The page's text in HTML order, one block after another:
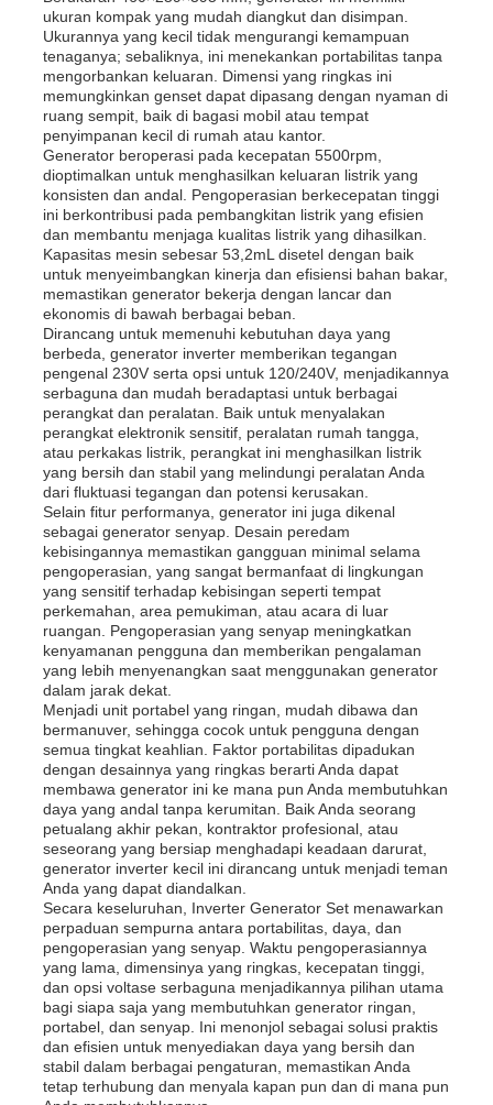
Tentang kita
Wisata pabrik
Kontrol kualitas
Hubungi kami
Berita
Semua Kasus
Quote request suatu
genset diesel
set generator bensin
Genset Inverter
Set Generator Portable
set generator industri
Genset Digital
Open Frame Generator
genset kedap suara
ukuran kompak yang mudah diangkut dan disimpan.
Ukurannya yang kecil tidak mengurangi kemampuan
tenaganya; sebaliknya, ini menekankan portabilitas tanpa
mengorbankan keluaran. Dimensi yang ringkas ini
memungkinkan genset dapat dipasang dengan nyaman di
ruang sempit, baik di bagasi mobil atau tempat
penyimpanan kecil di rumah atau kantor.
Generator beroperasi pada kecepatan 5500rpm,
dioptimalkan untuk menghasilkan keluaran listrik yang
konsisten dan andal. Pengoperasian berkecepatan tinggi
ini berkontribusi pada pembangkitan listrik yang efisien
dan membantu menjaga kualitas listrik yang dihasilkan.
Kapasitas mesin sebesar 53,2mL disetel dengan baik
untuk menyeimbangkan kinerja dan efisiensi bahan bakar,
memastikan generator bekerja dengan lancar dan
ekonomis di bawah berbagai beban.
Dirancang untuk memenuhi kebutuhan daya yang
berbeda, generator inverter memberikan tegangan
pengenal 230V serta opsi untuk 120/240V, menjadikannya
serbaguna dan mudah beradaptasi untuk berbagai
perangkat dan peralatan. Baik untuk menyalakan
perangkat elektronik sensitif, peralatan rumah tangga,
atau perkakas listrik, perangkat ini menghasilkan listrik
yang bersih dan stabil yang melindungi peralatan Anda
dari fluktuasi tegangan dan potensi kerusakan.
Selain fitur performanya, generator ini juga dikenal
sebagai generator senyap. Desain peredam
kebisingannya memastikan gangguan minimal selama
pengoperasian, yang sangat bermanfaat di lingkungan
yang sensitif terhadap kebisingan seperti tempat
perkemahan, area pemukiman, atau acara di luar
ruangan. Pengoperasian yang senyap meningkatkan
kenyamanan pengguna dan memberikan pengalaman
yang lebih menyenangkan saat menggunakan generator
dalam jarak dekat.
Menjadi unit portabel yang ringan, mudah dibawa dan
bermanuver, sehingga cocok untuk pengguna dengan
semua tingkat keahlian. Faktor portabilitas dipadukan
dengan desainnya yang ringkas berarti Anda dapat
membawa generator ini ke mana pun Anda membutuhkan
daya yang andal tanpa kerumitan. Baik Anda seorang
petualang akhir pekan, kontraktor profesional, atau
seseorang yang bersiap menghadapi keadaan darurat,
generator inverter kecil ini dirancang untuk menjadi teman
Anda yang dapat diandalkan.
Secara keseluruhan, Inverter Generator Set menawarkan
perpaduan sempurna antara portabilitas, daya, dan
pengoperasian yang senyap. Waktu pengoperasiannya
yang lama, dimensinya yang ringkas, kecepatan tinggi,
dan opsi voltase serbaguna menjadikannya pilihan utama
bagi siapa saja yang membutuhkan generator ringan,
portabel, dan senyap. Ini menonjol sebagai solusi praktis
dan efisien untuk menyediakan daya yang bersih dan
stabil dalam berbagai pengaturan, memastikan Anda
tetap terhubung dan menyala kapan pun dan di mana pun